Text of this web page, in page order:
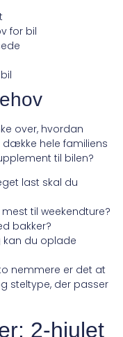
for bil
over, hvordan
dække hele familiens
til bilen?
last skal du
til weekendture?
bakker?
kan du oplade
nemmere er det at
steltype, der passer
2-hjulet